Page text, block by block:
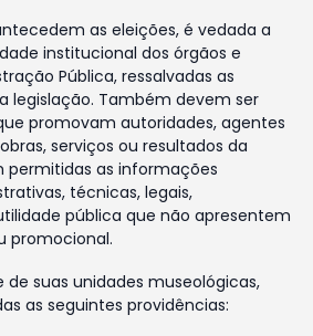
as eleições, é vedada a
institucional dos órgãos e
Pública, ressalvadas as
legislação. Também devem ser
promovam autoridades, agentes
serviços ou resultados da
permitidas as informações
técnicas, legais,
pública que não apresentem
promocional.
suas unidades museológicas,
as seguintes providências: